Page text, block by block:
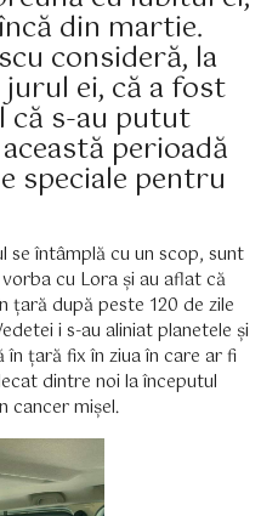
din martie.
consideră, la
ei, că a fost
că s-au putut
perioadă
speciale pentru
întâmplă cu un scop, sunt
cu Lora și au aflat că
țară după peste 120 de zile
i s-au aliniat planetele și
țară fix în ziua în care ar fi
dintre noi la începutul
cancer mișel.